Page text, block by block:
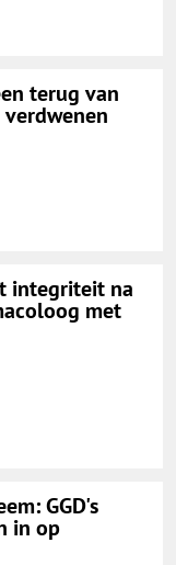
terug van
integriteit na
met
GGD's
in op